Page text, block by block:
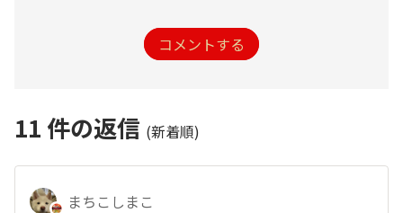
コメントする
11 件の返信 (新着順)
まちこしまこ